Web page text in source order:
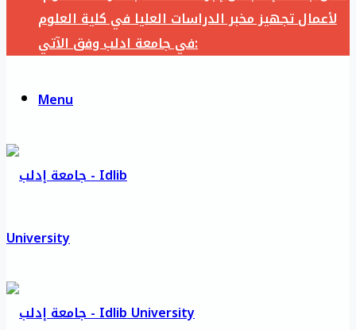
لأعمال تجهيز مخبر الدراسات العليا في كلية العلوم
في جامعة ادلب وفق الآتي:
Menu